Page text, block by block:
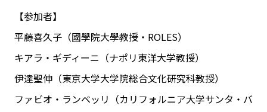
【参加者】
平藤喜久子（國學院大學教授・ROLES）
キアラ・ギディーニ（ナポリ東洋大学教授）
伊達聖伸（東京大学大学院総合文化研究科教授）
ファビオ・ランベッリ（カリフォルニア大学サンタ・バ